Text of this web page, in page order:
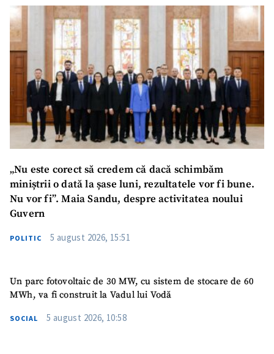
SUSȚINE
„Nu este corect să credem că dacă schimbăm
miniștrii o dată la șase luni, rezultatele vor fi bune.
Nu vor fi”. Maia Sandu, despre activitatea noului
Guvern
POLITIC 5 august 2026, 15:51
Un parc fotovoltaic de 30 MW, cu sistem de stocare de 60
MWh, va fi construit la Vadul lui Vodă
SOCIAL 5 august 2026, 10:58